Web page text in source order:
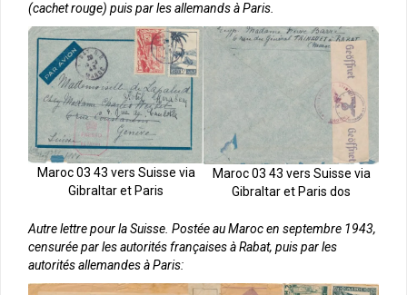
(cachet rouge) puis par les allemands à Paris.
Maroc 03 43 vers Suisse via
Gibraltar et Paris
Maroc 03 43 vers Suisse via
Gibraltar et Paris dos
Autre lettre pour la Suisse. Postée au Maroc en septembre 1943,
censurée par les autorités françaises à Rabat, puis par les
autorités allemandes à Paris: